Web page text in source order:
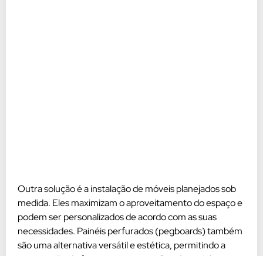
Outra solução é a instalação de móveis planejados sob
medida. Eles maximizam o aproveitamento do espaço e
podem ser personalizados de acordo com as suas
necessidades. Painéis perfurados (pegboards) também
são uma alternativa versátil e estética, permitindo a